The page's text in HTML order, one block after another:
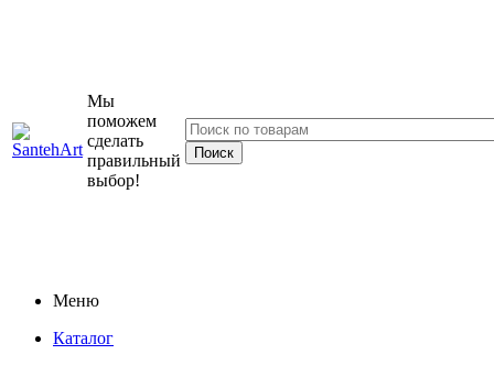
Мы
поможем
сделать
правильный
выбор!
Меню
Каталог